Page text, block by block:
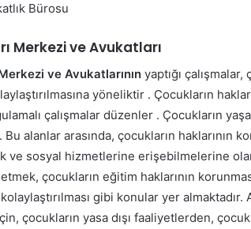
Bürosu
Merkezi ve Avukatları
ve Avukatlarının yaptığı
yöneliktir . Çocukların
çalışmalar düzenler . Çocukların
Bu alanlar arasında, çocukların haklarının
ve sosyal hizmetlerine erişebilmelerine
çocukların eğitim haklarının
gibi konular yer almaktadır.
çocukların yasa dışı faaliyetlerden,